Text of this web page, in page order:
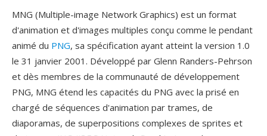
MNG (Multiple-image Network Graphics) est un format
d'animation et d'images multiples conçu comme le pendant
animé du PNG, sa spécification ayant atteint la version 1.0
le 31 janvier 2001. Développé par Glenn Randers-Pehrson
et dès membres de la communauté de développement
PNG, MNG étend les capacités du PNG avec la prisé en
chargé de séquences d'animation par trames, de
diaporamas, de superpositions complexes de sprites et